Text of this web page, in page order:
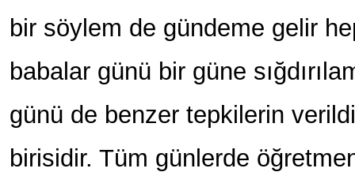
bir söylem de gündeme gelir
babalar günü bir güne
günü de benzer tepkilerin
birisidir. Tüm günlerde